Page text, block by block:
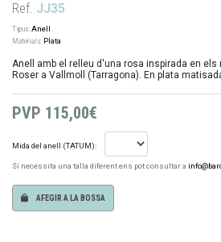
Ref. JJ35
Tipus:Anell
Materials: Plata
Anell amb el relleu d'una rosa inspirada en
Roser a Vallmoll (Tarragona). En plata
PVP 115,00€
Mida del anell (TATUM):
Si necessita una talla diferent ens pot consultar a
AFEGIR A LA BOSSA